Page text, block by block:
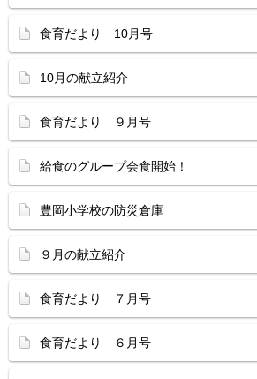
食育だより 10月号
10月の献立紹介
食育だより ９月号
給食のグループ会食開始！
豊岡小学校の防災倉庫
９月の献立紹介
食育だより ７月号
食育だより ６月号